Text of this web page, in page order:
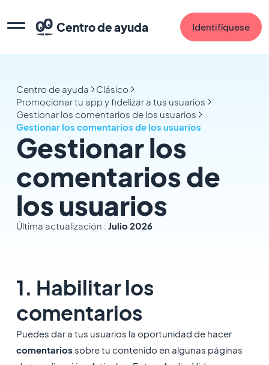
Centro de ayuda Identifíquese
Centro de ayuda
Clásico
Promocionar tu app y fidelizar a tus usuarios
Gestionar los comentarios de los usuarios
Gestionar los comentarios de los usuarios
Gestionar los
comentarios de
los usuarios
Última actualización : Julio 2026
1. Habilitar los
comentarios
Puedes dar a tus usuarios la oportunidad de hacer
comentarios sobre tu contenido en algunas páginas